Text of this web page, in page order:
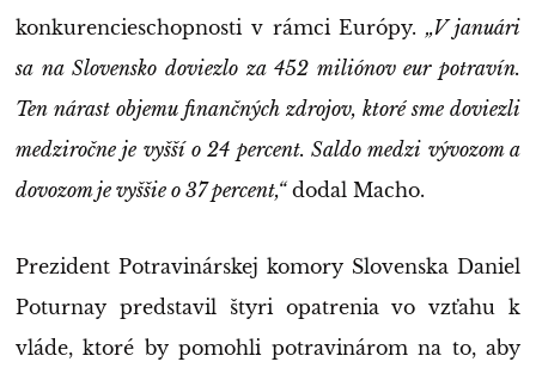
konkurencieschopnosti v rámci Európy.„V januári
sa na Slovensko doviezlo za 452 miliónov eur potravín.
Ten nárast objemu finančných zdrojov, ktoré sme doviezli
medziročne je vyšší o 24 percent. Saldo medzi vývozom a
dovozom je vyššie o 37 percent,“dodal Macho.
Prezident Potravinárskej komory Slovenska Daniel
Poturnay predstavil štyri opatrenia vo vzťahu k
vláde, ktoré by pomohli potravinárom na to, aby